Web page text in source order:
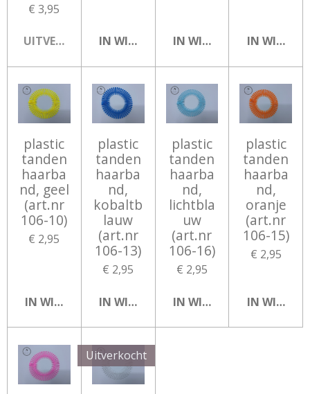
€ 3,95
UITVERKOCHTIN WINKELWAGENIN WINKELWAGEN
IN
plastic
tanden
haarba
nd, geel
(art.nr
106-10)
€ 2,95
IN WINKELWAGEN
plastic
tanden
haarba
nd,
kobaltb
lauw
(art.nr
106-13)
€ 2,95
IN WINKELWAGEN
plastic
tanden
haarba
nd,
lichtbla
uw
(art.nr
106-16)
€ 2,95
IN WINKELWAGEN
plastic
tanden
haarba
nd,
oranje
(art.nr
106-15)
€ 2,95
IN
Uitverkocht